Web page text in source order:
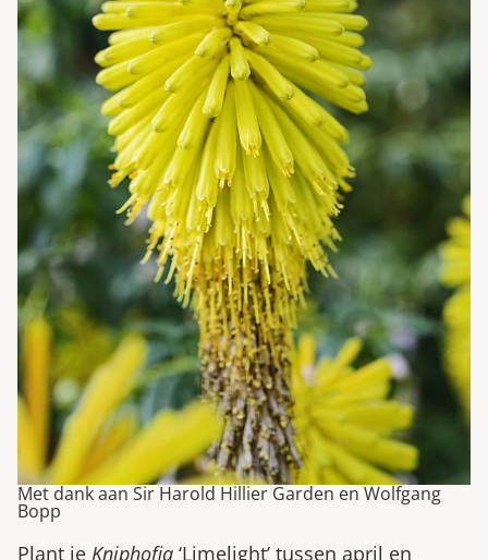
Met dank aan Sir Harold Hillier Garden en Wolfgang
Bopp
Plant je Kniphofia ‘Limelight’ tussen april en